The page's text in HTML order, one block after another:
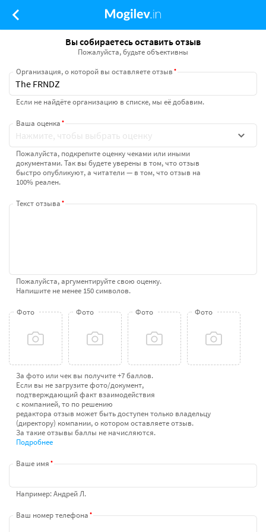
Вы собираетесь оставить отзыв
Пожалуйста, будьте объективны
Организация, о которой вы оставляете отзыв.
Если не найдёте организацию в списке, мы её добавим.
Ваша оценка.
Пожалуйста, подкрепите оценку чеками или иными
документами. Так вы будете уверены в том, что отзыв
быстро опубликуют, а читатели — в том, что отзыв на
100% реален.
Текст отзыва.
Пожалуйста, аргументируйте свою оценку.
Напишите не менее 150 символов.
Фото Фото Фото Фото
За фото или чек вы получите +7 баллов.
Если вы не загрузите фото/документ,
подтверждающий факт взаимодействия
с компанией, то по решению
редактора отзыв может быть доступентолько владельцу
(директору) компании,о котором оставляете отзыв.
За такие отзывы баллы не начисляются.
Подробнее
Ваше имя.
Например: Андрей Л.
Ваш номер телефона.